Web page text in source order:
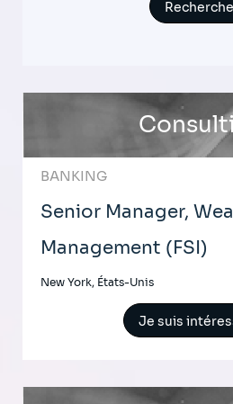
BANKING
Senior Manager,
Management (FSI)
New York, États-Unis
Je suis